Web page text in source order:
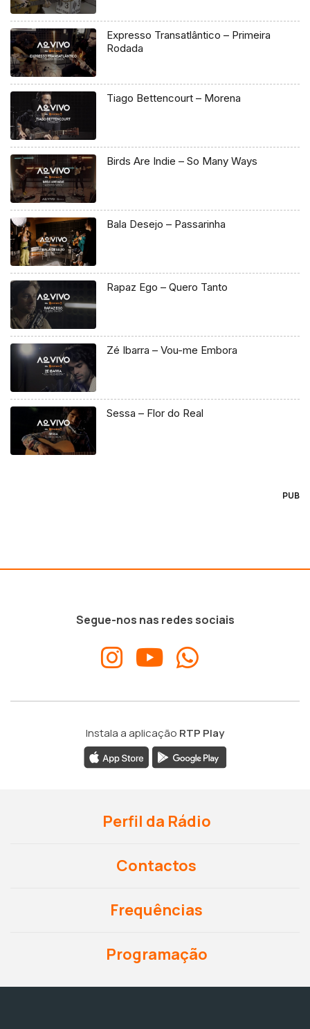
Expresso Transatlântico – Primeira
Rodada
Tiago Bettencourt – Morena
Birds Are Indie – So Many Ways
Bala Desejo – Passarinha
Rapaz Ego – Quero Tanto
Zé Ibarra – Vou-me Embora
Sessa – Flor do Real
PUB
Segue-nos nas redes sociais
Instala a aplicação RTP Play
Perfil da Rádio
Contactos
Frequências
Programação